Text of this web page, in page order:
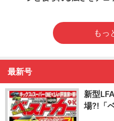
もっ
最新号
新型
場?!「